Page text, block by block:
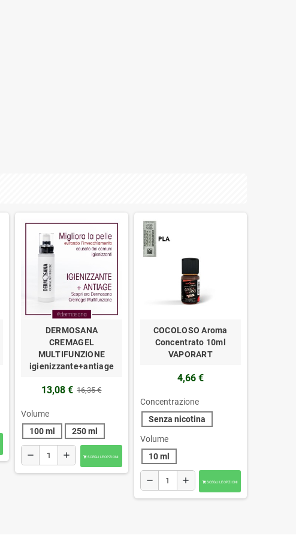
DERMOSANA
CREMAGEL
MULTIFUNZIONE
igienizzante+antiage
13,08 € 16,35 €
Volume
100 ml
250 ml
remove add SCEGLI LE OPZIONI
COCOLOSO Aroma
Concentrato 10ml
VAPORART
4,66 €
Concentrazione
Senza nicotina
Volume
10 ml
remove add  SCEGLI LE OPZIONI